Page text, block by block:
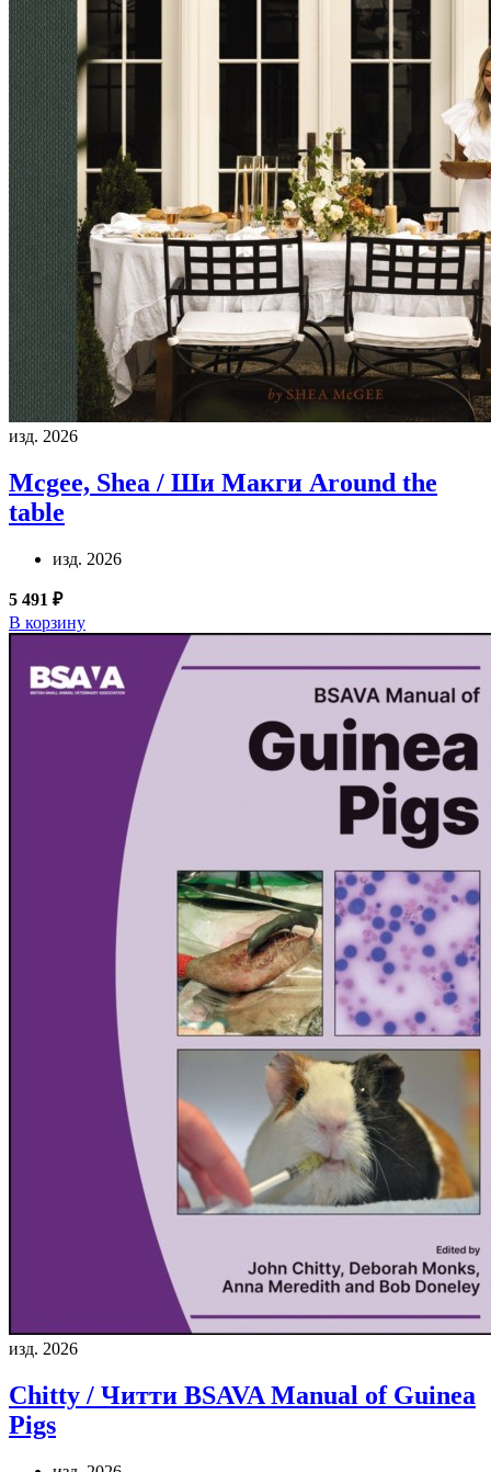
изд. 2026
Mcgee, Shea / Ши Макги Around the
table
изд. 2026
5 491 ₽
В корзину
изд. 2026
Chitty / Читти BSAVA Manual of Guinea
Pigs